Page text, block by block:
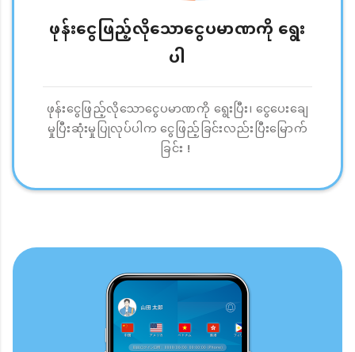
ဖုန်းငွေဖြည့်လိုသောငွေပမာဏကို ရွေး
ပါ
ဖုန်းငွေဖြည့်လိုသောငွေပမာဏကို ရွေးပြီး၊ ငွေပေးချေ
မှုပြီးဆုံးမှုပြုလုပ်ပါက ငွေဖြည့်ခြင်းလည်းပြီးမြောက်
ခြင်း！